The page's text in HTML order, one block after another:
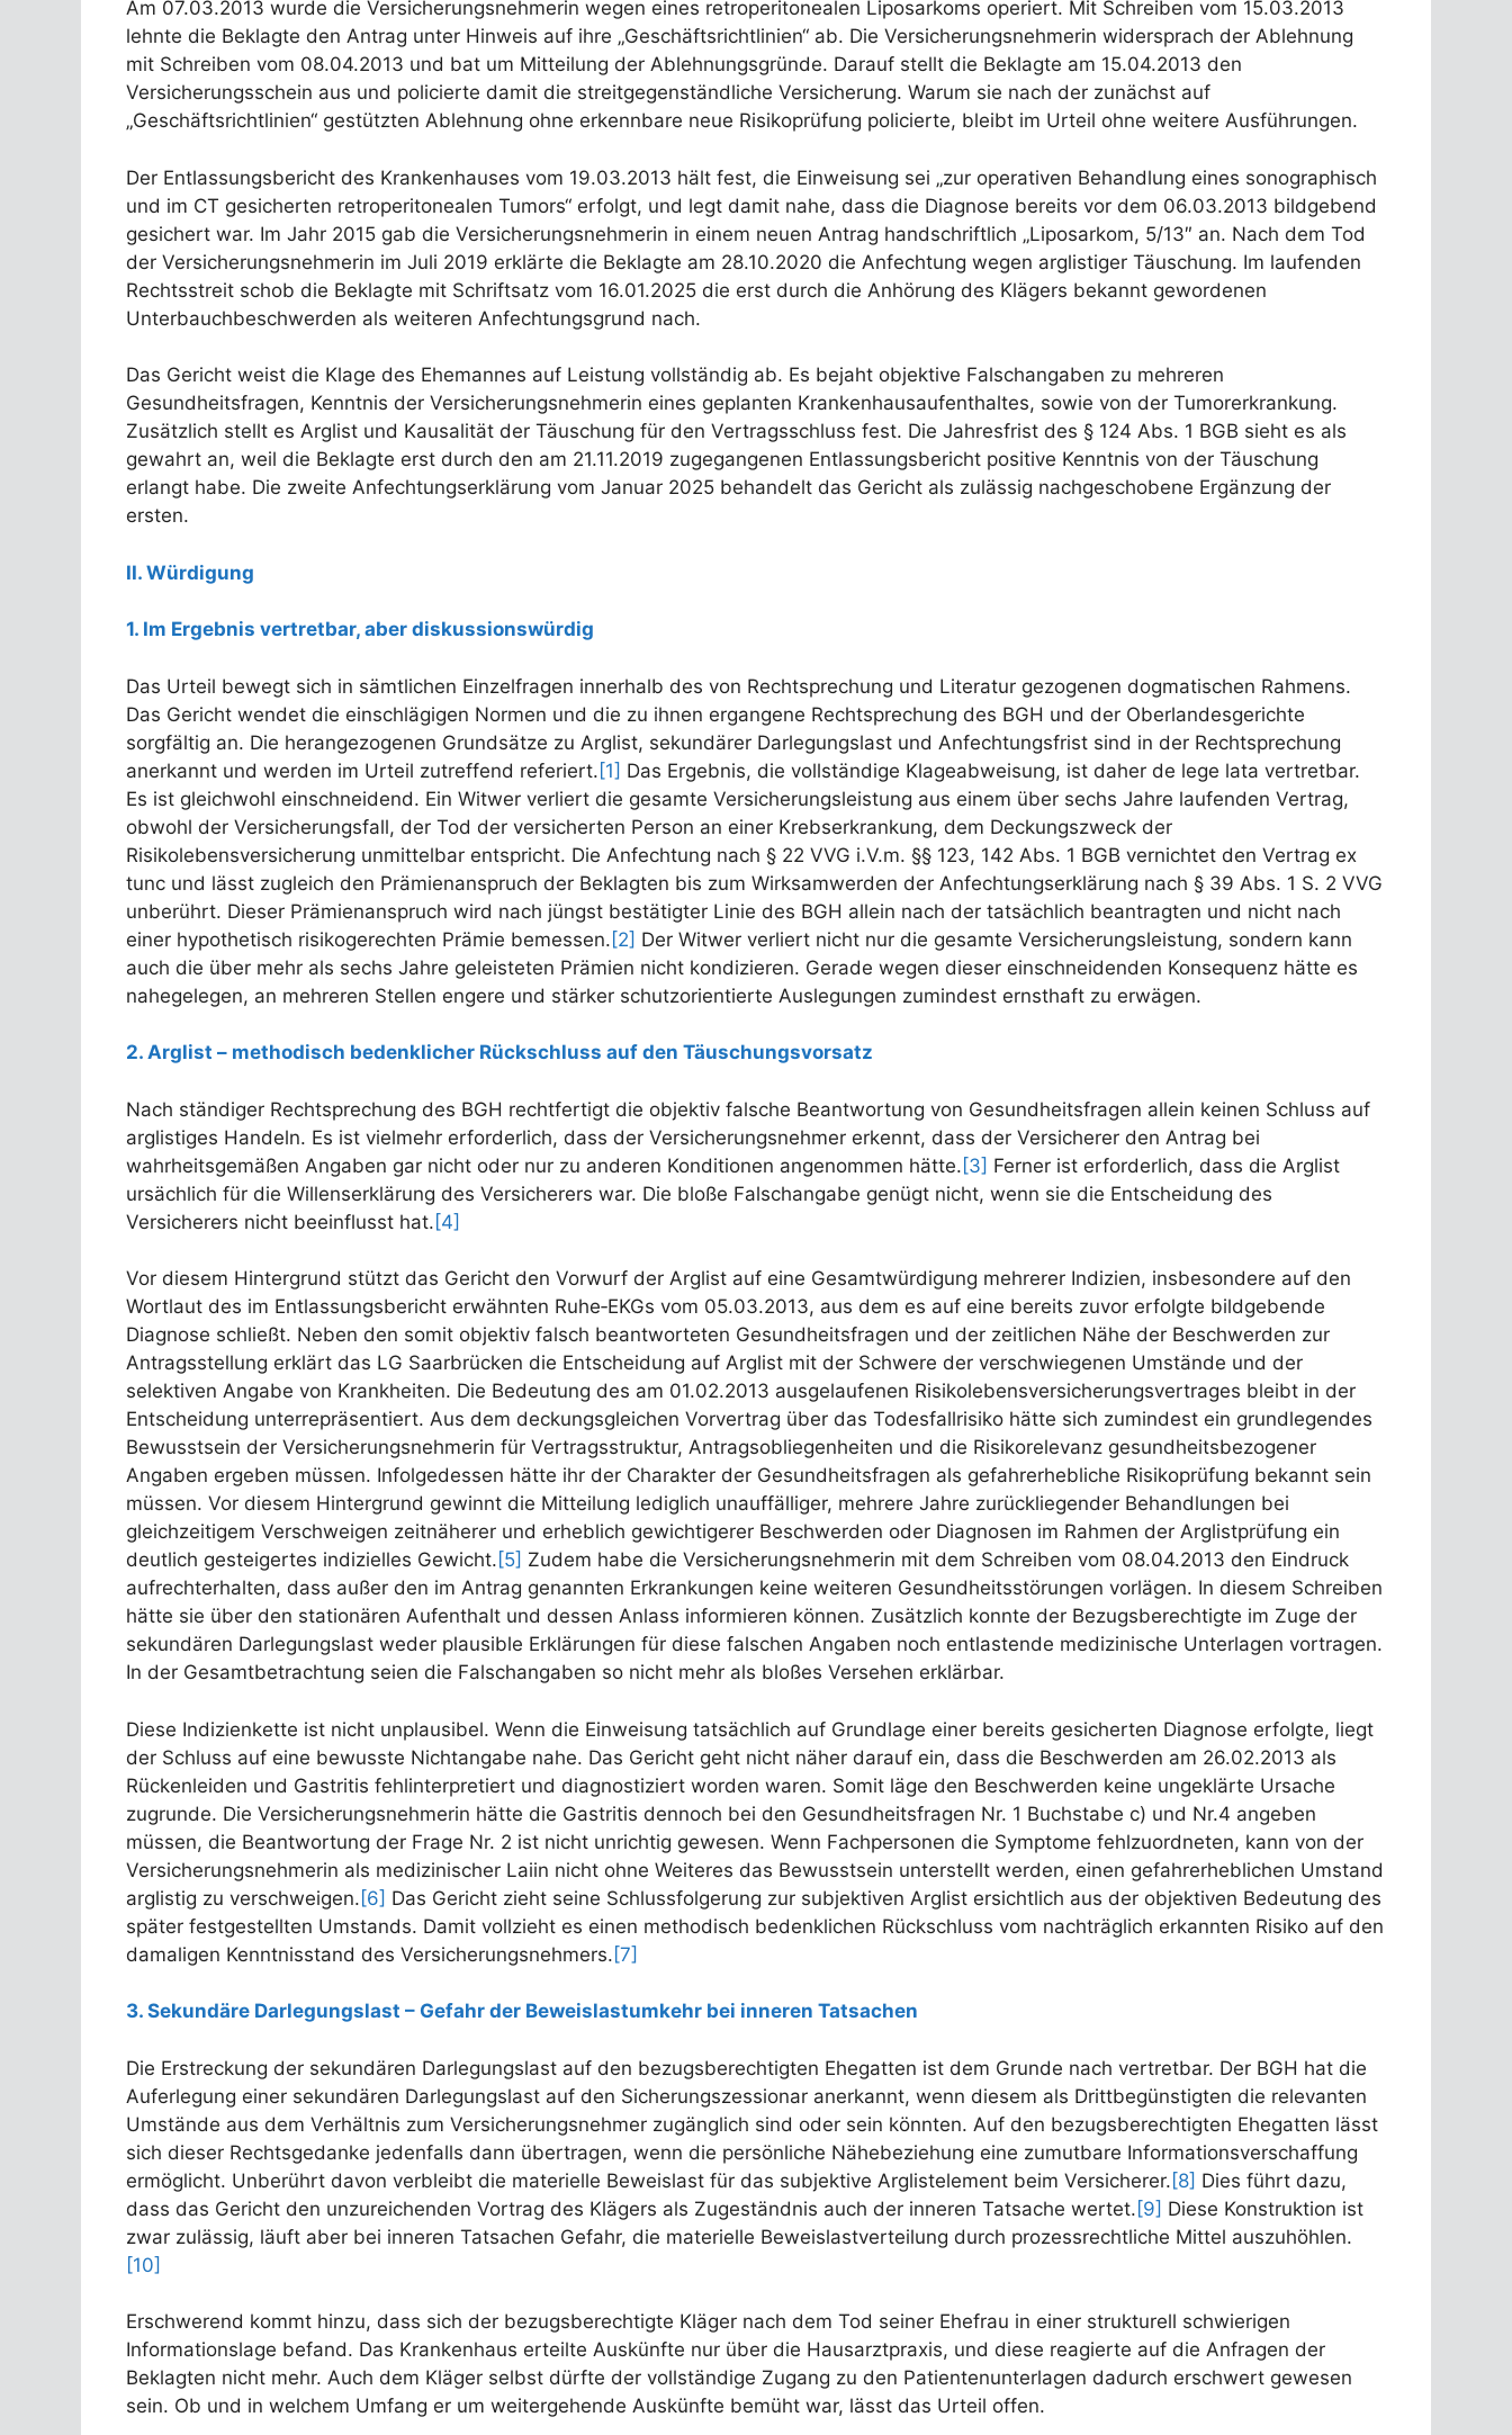
Am 07.03.2013 wurde die Versicherungsnehmerin wegen eines retroperitonealen Liposarkoms operiert. Mit Schreiben vom 15.03.2013
lehnte die Beklagte den Antrag unter Hinweis auf ihre „Geschäftsrichtlinien“ ab. Die Versicherungsnehmerin widersprach der Ablehnung
mit Schreiben vom 08.04.2013 und bat um Mitteilung der Ablehnungsgründe. Darauf stellt die Beklagte am 15.04.2013 den
Versicherungsschein aus und policierte damit die streitgegenständliche Versicherung. Warum sie nach der zunächst auf
„Geschäftsrichtlinien“ gestützten Ablehnung ohne erkennbare neue Risikoprüfung policierte, bleibt im Urteil ohne weitere Ausführungen.
Der Entlassungsbericht des Krankenhauses vom 19.03.2013 hält fest, die Einweisung sei „zur operativen Behandlung eines sonographisch
und im CT gesicherten retroperitonealen Tumors“ erfolgt, und legt damit nahe, dass die Diagnose bereits vor dem 06.03.2013 bildgebend
gesichert war. Im Jahr 2015 gab die Versicherungsnehmerin in einem neuen Antrag handschriftlich „Liposarkom, 5/13″ an. Nach dem Tod
der Versicherungsnehmerin im Juli 2019 erklärte die Beklagte am 28.10.2020 die Anfechtung wegen arglistiger Täuschung. Im laufenden
Rechtsstreit schob die Beklagte mit Schriftsatz vom 16.01.2025 die erst durch die Anhörung des Klägers bekannt gewordenen
Unterbauchbeschwerden als weiteren Anfechtungsgrund nach.
Das Gericht weist die Klage des Ehemannes auf Leistung vollständig ab. Es bejaht objektive Falschangaben zu mehreren
Gesundheitsfragen, Kenntnis der Versicherungsnehmerin eines geplanten Krankenhausaufenthaltes, sowie von der Tumorerkrankung.
Zusätzlich stellt es Arglist und Kausalität der Täuschung für den Vertragsschluss fest. Die Jahresfrist des § 124 Abs. 1 BGB sieht es als
gewahrt an, weil die Beklagte erst durch den am 21.11.2019 zugegangenen Entlassungsbericht positive Kenntnis von der Täuschung
erlangt habe. Die zweite Anfechtungserklärung vom Januar 2025 behandelt das Gericht als zulässig nachgeschobene Ergänzung der
ersten.
II. Würdigung
1. Im Ergebnis vertretbar, aber diskussionswürdig
Das Urteil bewegt sich in sämtlichen Einzelfragen innerhalb des von Rechtsprechung und Literatur gezogenen dogmatischen Rahmens.
Das Gericht wendet die einschlägigen Normen und die zu ihnen ergangene Rechtsprechung des BGH und der Oberlandesgerichte
sorgfältig an. Die herangezogenen Grundsätze zu Arglist, sekundärer Darlegungslast und Anfechtungsfrist sind in der Rechtsprechung
anerkannt und werden im Urteil zutreffend referiert. [1] Das Ergebnis, die vollständige Klageabweisung, ist daher de lege lata vertretbar.
Es ist gleichwohl einschneidend. Ein Witwer verliert die gesamte Versicherungsleistung aus einem über sechs Jahre laufenden Vertrag,
obwohl der Versicherungsfall, der Tod der versicherten Person an einer Krebserkrankung, dem Deckungszweck der
Risikolebensversicherung unmittelbar entspricht. Die Anfechtung nach § 22 VVG i.V.m. §§ 123, 142 Abs. 1 BGB vernichtet den Vertrag ex
tunc und lässt zugleich den Prämienanspruch der Beklagten bis zum Wirksamwerden der Anfechtungserklärung nach § 39 Abs. 1 S. 2 VVG
unberührt. Dieser Prämienanspruch wird nach jüngst bestätigter Linie des BGH allein nach der tatsächlich beantragten und nicht nach
einer hypothetisch risikogerechten Prämie bemessen. [2] Der Witwer verliert nicht nur die gesamte Versicherungsleistung, sondern kann
auch die über mehr als sechs Jahre geleisteten Prämien nicht kondizieren. Gerade wegen dieser einschneidenden Konsequenz hätte es
nahegelegen, an mehreren Stellen engere und stärker schutzorientierte Auslegungen zumindest ernsthaft zu erwägen.
2. Arglist – methodisch bedenklicher Rückschluss auf den Täuschungsvorsatz
Nach ständiger Rechtsprechung des BGH rechtfertigt die objektiv falsche Beantwortung von Gesundheitsfragen allein keinen Schluss auf
arglistiges Handeln. Es ist vielmehr erforderlich, dass der Versicherungsnehmer erkennt, dass der Versicherer den Antrag bei
wahrheitsgemäßen Angaben gar nicht oder nur zu anderen Konditionen angenommen hätte. [3] Ferner ist erforderlich, dass die Arglist
ursächlich für die Willenserklärung des Versicherers war. Die bloße Falschangabe genügt nicht, wenn sie die Entscheidung des
Versicherers nicht beeinflusst hat. [4]
Vor diesem Hintergrund stützt das Gericht den Vorwurf der Arglist auf eine Gesamtwürdigung mehrerer Indizien, insbesondere auf den
Wortlaut des im Entlassungsbericht erwähnten Ruhe‑EKGs vom 05.03.2013, aus dem es auf eine bereits zuvor erfolgte bildgebende
Diagnose schließt. Neben den somit objektiv falsch beantworteten Gesundheitsfragen und der zeitlichen Nähe der Beschwerden zur
Antragsstellung erklärt das LG Saarbrücken die Entscheidung auf Arglist mit der Schwere der verschwiegenen Umstände und der
selektiven Angabe von Krankheiten. Die Bedeutung des am 01.02.2013 ausgelaufenen Risikolebensversicherungsvertrages bleibt in der
Entscheidung unterrepräsentiert. Aus dem deckungsgleichen Vorvertrag über das Todesfallrisiko hätte sich zumindest ein grundlegendes
Bewusstsein der Versicherungsnehmerin für Vertragsstruktur, Antragsobliegenheiten und die Risikorelevanz gesundheitsbezogener
Angaben ergeben müssen. Infolgedessen hätte ihr der Charakter der Gesundheitsfragen als gefahrerhebliche Risikoprüfung bekannt sein
müssen. Vor diesem Hintergrund gewinnt die Mitteilung lediglich unauffälliger, mehrere Jahre zurückliegender Behandlungen bei
gleichzeitigem Verschweigen zeitnäherer und erheblich gewichtigerer Beschwerden oder Diagnosen im Rahmen der Arglistprüfung ein
deutlich gesteigertes indizielles Gewicht. [5] Zudem habe die Versicherungsnehmerin mit dem Schreiben vom 08.04.2013 den Eindruck
aufrechterhalten, dass außer den im Antrag genannten Erkrankungen keine weiteren Gesundheitsstörungen vorlägen. In diesem Schreiben
hätte sie über den stationären Aufenthalt und dessen Anlass informieren können. Zusätzlich konnte der Bezugsberechtigte im Zuge der
sekundären Darlegungslast weder plausible Erklärungen für diese falschen Angaben noch entlastende medizinische Unterlagen vortragen.
In der Gesamtbetrachtung seien die Falschangaben so nicht mehr als bloßes Versehen erklärbar.
Diese Indizienkette ist nicht unplausibel. Wenn die Einweisung tatsächlich auf Grundlage einer bereits gesicherten Diagnose erfolgte, liegt
der Schluss auf eine bewusste Nichtangabe nahe. Das Gericht geht nicht näher darauf ein, dass die Beschwerden am 26.02.2013 als
Rückenleiden und Gastritis fehlinterpretiert und diagnostiziert worden waren. Somit läge den Beschwerden keine ungeklärte Ursache
zugrunde. Die Versicherungsnehmerin hätte die Gastritis dennoch bei den Gesundheitsfragen Nr. 1 Buchstabe c) und Nr.4 angeben
müssen, die Beantwortung der Frage Nr. 2 ist nicht unrichtig gewesen. Wenn Fachpersonen die Symptome fehlzuordneten, kann von der
Versicherungsnehmerin als medizinischer Laiin nicht ohne Weiteres das Bewusstsein unterstellt werden, einen gefahrerheblichen Umstand
arglistig zu verschweigen. [6] Das Gericht zieht seine Schlussfolgerung zur subjektiven Arglist ersichtlich aus der objektiven Bedeutung des
später festgestellten Umstands. Damit vollzieht es einen methodisch bedenklichen Rückschluss vom nachträglich erkannten Risiko auf den
damaligen Kenntnisstand des Versicherungsnehmers. [7]
3. Sekundäre Darlegungslast – Gefahr der Beweislastumkehr bei inneren Tatsachen
Die Erstreckung der sekundären Darlegungslast auf den bezugsberechtigten Ehegatten ist dem Grunde nach vertretbar. Der BGH hat die
Auferlegung einer sekundären Darlegungslast auf den Sicherungszessionar anerkannt, wenn diesem als Drittbegünstigten die relevanten
Umstände aus dem Verhältnis zum Versicherungsnehmer zugänglich sind oder sein könnten. Auf den bezugsberechtigten Ehegatten lässt
sich dieser Rechtsgedanke jedenfalls dann übertragen, wenn die persönliche Nähebeziehung eine zumutbare Informationsverschaffung
ermöglicht. Unberührt davon verbleibt die materielle Beweislast für das subjektive Arglistelement beim Versicherer. [8] Dies führt dazu,
dass das Gericht den unzureichenden Vortrag des Klägers als Zugeständnis auch der inneren Tatsache wertet. [9] Diese Konstruktion ist
zwar zulässig, läuft aber bei inneren Tatsachen Gefahr, die materielle Beweislastverteilung durch prozessrechtliche Mittel auszuhöhlen.
[10]
Erschwerend kommt hinzu, dass sich der bezugsberechtigte Kläger nach dem Tod seiner Ehefrau in einer strukturell schwierigen
Informationslage befand. Das Krankenhaus erteilte Auskünfte nur über die Hausarztpraxis, und diese reagierte auf die Anfragen der
Beklagten nicht mehr. Auch dem Kläger selbst dürfte der vollständige Zugang zu den Patientenunterlagen dadurch erschwert gewesen
sein. Ob und in welchem Umfang er um weitergehende Auskünfte bemüht war, lässt das Urteil offen.